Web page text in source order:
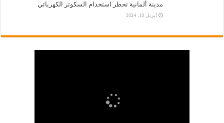
مدينة ألمانية تحظر استخدام السكوتر الكهربائي
أبريل 18, 2024